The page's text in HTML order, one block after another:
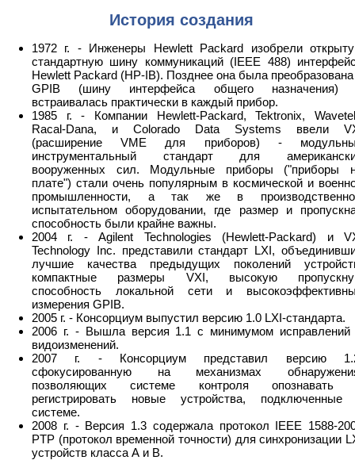
История создания
1972 г. - Инженеры Hewlett Packard изобрели
стандартную шину коммуникаций (IEEE 488)
Hewlett Packard (HP-IB). Позднее она была
GPIB (шину интерфейса общего назначения)
встраивалась практически в каждый прибор.
1985 г. - Компании Hewlett-Packard, Tektronix,
Racal-Dana, и Colorado Data Systems ввели
(расширение VME для приборов) -
инструментальный стандарт для
вооруженных сил. Модульные приборы ("приборы
плате") стали очень популярным в космической и
промышленности, а так же в
испытательном оборудовании, где размер и
способность были крайне важны.
2004 г. - Agilent Technologies (Hewlett-Packard) и
Technology Inc. представили стандарт LXI,
лучшие качества предыдущих поколений
компактные размеры VXI, высокую
способность локальной сети и
измерения GPIB.
2005 г. - Консорциум выпустил версию 1.0 LXI-стандарта.
2006 г. - Вышла версия 1.1 с минимумом исправлений
видоизменений.
2007 г. - Консорциум представил версию
сфокусированную на механизмах
позволяющих системе контроля опознавать
регистрировать новые устройства, подключенные
системе.
2008 г. - Версия 1.3 содержала протокол IEEE 1588-
PTP (протокол временной точности) для синхронизации
устройств класса А и B.